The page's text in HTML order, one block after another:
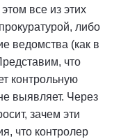
все из этих
либо
ведомства (как в
что
контрольную
выявляет. Через
зачем эти
что контролер